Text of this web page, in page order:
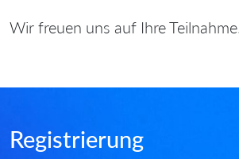
Wir freuen uns auf Ihre
Registrierung